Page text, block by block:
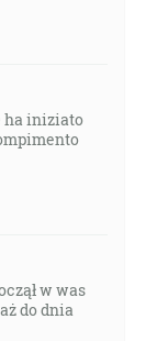
ha iniziato
w was
do dnia